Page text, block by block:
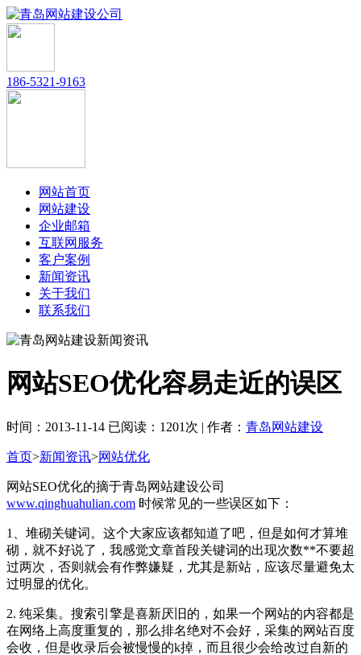
186-5321-9163
网站首页
网站建设
企业邮箱
互联网服务
客户案例
新闻资讯
关于我们
联系我们
网站SEO优化容易走近的误区
时间：2013-11-14 已阅读：1201次 | 作者： 青岛网站建设
首页>新闻资讯>网站优化
网站SEO优化的摘于青岛网站建设公司
www.qinghuahulian.com 时候常见的一些误区如下：
1、堆砌关键词。这个大家应该都知道了吧，但是如何才算堆
砌，就不好说了，我感觉文章首段关键词的出现次数**不要超
过两次，否则就会有作弊嫌疑，尤其是新站，应该尽量避免太
过明显的优化。
2. 纯采集。搜索引擎是喜新厌旧的，如果一个网站的内容都是
在网络上高度重复的，那么排名绝对不会好，采集的网站百度
会收，但是收录后会被慢慢的k掉，而且很少会给改过自新的